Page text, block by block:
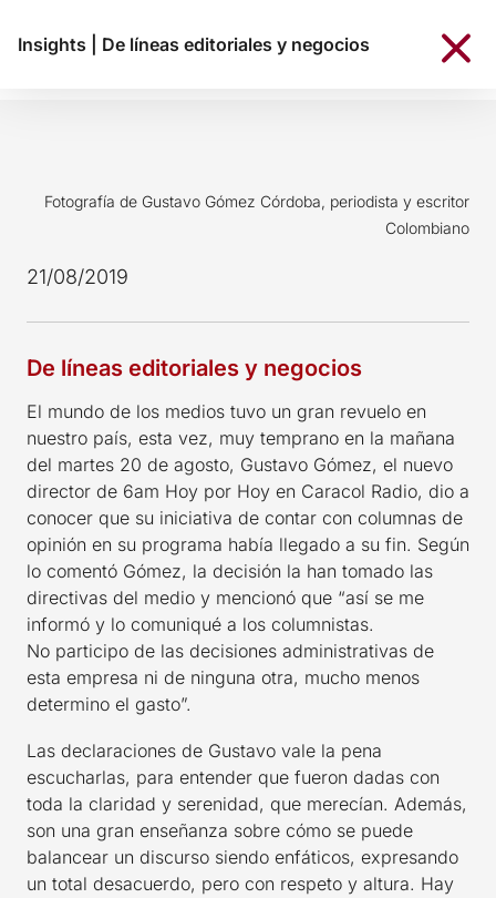
Insights De líneas editoriales y negocios
Fotografía de Gustavo Gómez Córdoba, periodista y escritor
Colombiano
21/08/2019
De líneas editoriales y negocios
El mundo de los medios tuvo un gran revuelo en
nuestro país, esta vez, muy temprano en la mañana
del martes 20 de agosto, Gustavo Gómez, el nuevo
director de 6am Hoy por Hoy en Caracol Radio, dio a
conocer que su iniciativa de contar con columnas de
opinión en su programa había llegado a su fin. Según
lo comentó Gómez, la decisión la han tomado las
directivas del medio y mencionó que “así se me
informó y lo comuniqué a los columnistas.
No participo de las decisiones administrativas de
esta empresa ni de ninguna otra, mucho menos
determino el gasto”.
Las declaraciones de Gustavo vale la pena
escucharlas, para entender que fueron dadas con
toda la claridad y serenidad, que merecían. Además,
son una gran enseñanza sobre cómo se puede
balancear un discurso siendo enfáticos, expresando
un total desacuerdo, pero con respeto y altura. Hay